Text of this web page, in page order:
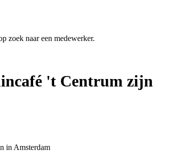
zoek naar een medewerker.
't Centrum zijn
in Amsterdam